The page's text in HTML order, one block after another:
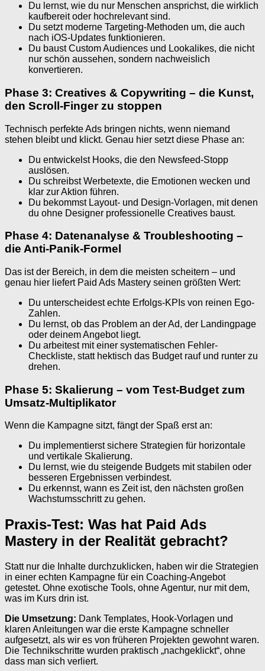
Du lernst, wie du nur Menschen ansprichst, die wirklich
kaufbereit oder hochrelevant sind.
Du setzt moderne Targeting-Methoden um, die auch
nach iOS-Updates funktionieren.
Du baust Custom Audiences und Lookalikes, die nicht
nur schön aussehen, sondern nachweislich
konvertieren.
Phase 3: Creatives & Copywriting – die Kunst,
den Scroll-Finger zu stoppen
Technisch perfekte Ads bringen nichts, wenn niemand
stehen bleibt und klickt. Genau hier setzt diese Phase an:
Du entwickelst Hooks, die den Newsfeed-Stopp
auslösen.
Du schreibst Werbetexte, die Emotionen wecken und
klar zur Aktion führen.
Du bekommst Layout- und Design-Vorlagen, mit denen
du ohne Designer professionelle Creatives baust.
Phase 4: Datenanalyse & Troubleshooting –
die Anti-Panik-Formel
Das ist der Bereich, in dem die meisten scheitern – und
genau hier liefert Paid Ads Mastery seinen größten Wert:
Du unterscheidest echte Erfolgs-KPIs von reinen Ego-
Zahlen.
Du lernst, ob das Problem an der Ad, der Landingpage
oder deinem Angebot liegt.
Du arbeitest mit einer systematischen Fehler-
Checkliste, statt hektisch das Budget rauf und runter zu
drehen.
Phase 5: Skalierung – vom Test-Budget zum
Umsatz-Multiplikator
Wenn die Kampagne sitzt, fängt der Spaß erst an:
Du implementierst sichere Strategien für horizontale
und vertikale Skalierung.
Du lernst, wie du steigende Budgets mit stabilen oder
besseren Ergebnissen verbindest.
Du erkennst, wann es Zeit ist, den nächsten großen
Wachstumsschritt zu gehen.
Praxis-Test: Was hat Paid Ads
Mastery in der Realität gebracht?
Statt nur die Inhalte durchzuklicken, haben wir die Strategien
in einer echten Kampagne für ein Coaching-Angebot
getestet. Ohne exotische Tools, ohne Agentur, nur mit dem,
was im Kurs drin ist.
Die Umsetzung: Dank Templates, Hook-Vorlagen und
klaren Anleitungen war die erste Kampagne schneller
aufgesetzt, als wir es von früheren Projekten gewohnt waren.
Die Technikschritte wurden praktisch „nachgeklickt“, ohne
dass man sich verliert.